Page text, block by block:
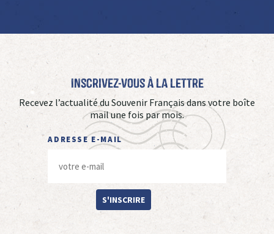
Inscrivez-vous à La Lettre
Recevez l’actualité du Souvenir Français dans votre boîte
mail une fois par mois.
ADRESSE E-MAIL
S'INSCRIRE